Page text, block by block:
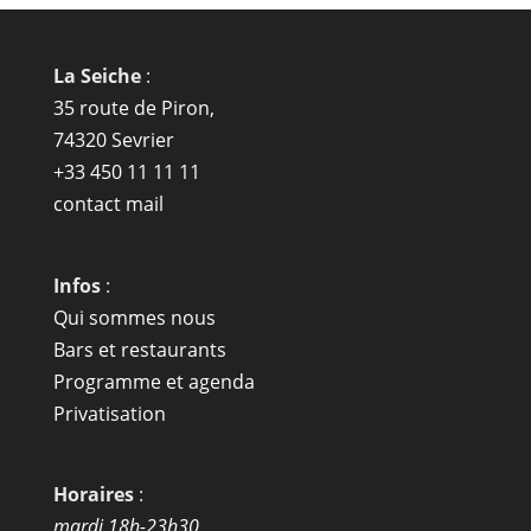
La Seiche:
35 route de Piron,
74320 Sevrier
+33 450 11 11 11
contact mail
Infos:
Qui sommes nous
Bars et restaurants
Programme et agenda
Privatisation
Horaires: